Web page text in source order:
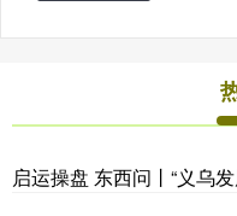
启运操盘 东西问丨“义乌